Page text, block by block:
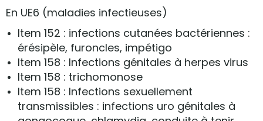
En UE6 (maladies infectieuses)
Item 152 : infections cutanées bactériennes :
érésipèle, furoncles, impétigo
Item 158 : Infections génitales à herpes virus
Item 158 : trichomonose
Item 158 : Infections sexuellement
transmissibles : infections uro génitales à